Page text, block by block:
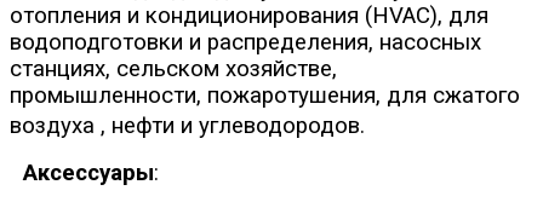
отопления и кондиционирования (HVAC), для
водоподготовки и распределения, насосных
станциях, сельском хозяйстве,
промышленности, пожаротушения, для сжатого
воздуха , нефти и углеводородов.
Аксессуары: